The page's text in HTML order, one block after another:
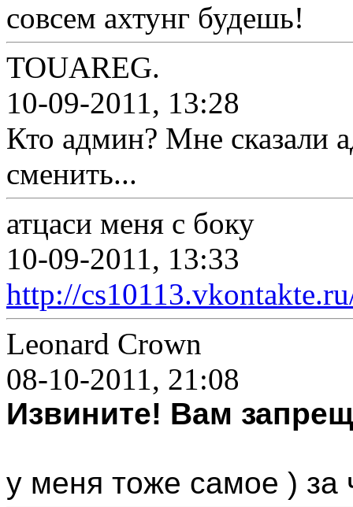
совсем ахтунг будешь!
TOUAREG.
10-09-2011, 13:28
Кто админ? Мне сказали
сменить...
атцаси меня с боку
10-09-2011, 13:33
http://
Leonard Crown
08-10-2011, 21:08
Извините! Вам
у меня тоже самое ) за